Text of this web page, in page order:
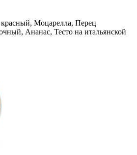
Моцарелла, Перец
Ананас, Тесто на итальянской